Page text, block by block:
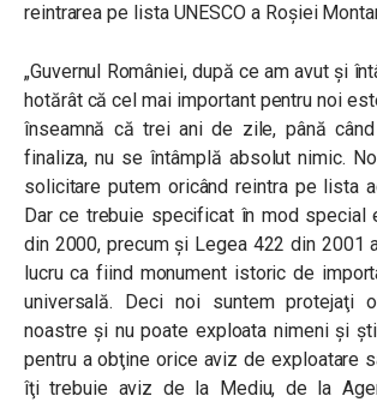
reintrarea pe lista UNESCO a Roșiei
„Guvernul României, după ce am avut şi
hotărât că cel mai important pentru noi
înseamnă că trei ani de zile, până
finaliza, nu se întâmplă absolut nimic.
solicitare putem oricând reintra pe lista
Dar ce trebuie specificat în mod special
din 2000, precum şi Legea 422 din 2001
lucru ca fiind monument istoric de
universală. Deci noi suntem protejaţi
noastre şi nu poate exploata nimeni şi
pentru a obţine orice aviz de exploatare
îţi trebuie aviz de la Mediu, de la